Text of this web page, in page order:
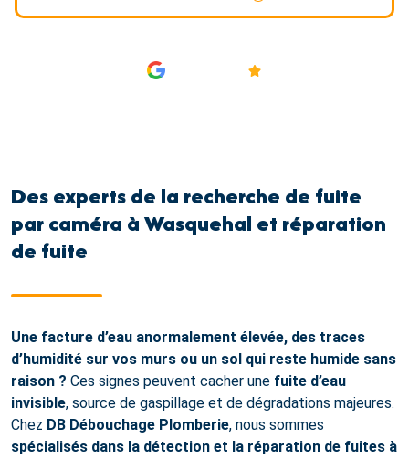
Des experts de la recherche de fuite
par caméra à Wasquehal et réparation
de fuite
Une facture d’eau anormalement élevée, des traces
d’humidité sur vos murs ou un sol qui reste humide sans
raison ? Ces signes peuvent cacher une fuite d’eau
invisible, source de gaspillage et de dégradations majeures.
Chez DB Débouchage Plomberie, nous sommes
spécialisés dans la détection et la réparation de fuites à